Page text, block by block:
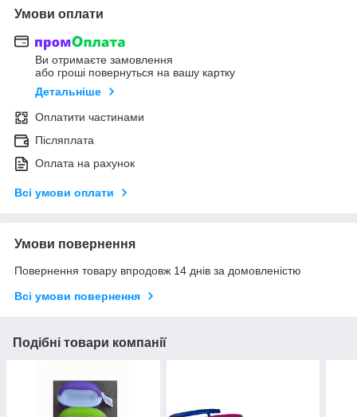
Умови оплати
Ви отримаєте замовлення
або гроші повернуться на вашу картку
Детальніше
Оплатити частинами
Післяплата
Оплата на рахунок
Всі умови оплати
Умови повернення
Повернення товару впродовж 14 днів за домовленістю
Всі умови повернення
Подібні товари компанії